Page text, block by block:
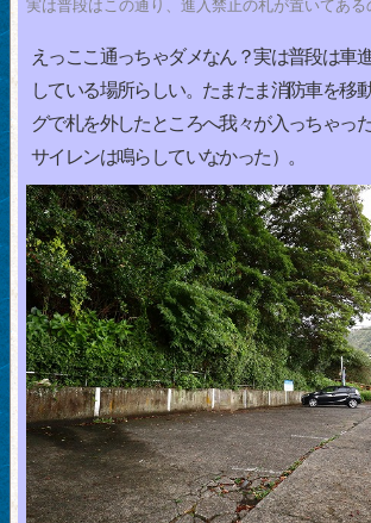
実は普段はこの通り、進入禁止の札が置いてある
えっここ通っちゃダメなん？実は普段は車
している場所らしい。たまたま消防車を移
グで札を外したところへ我々が入っちゃっ
サイレンは鳴らしていなかった）。